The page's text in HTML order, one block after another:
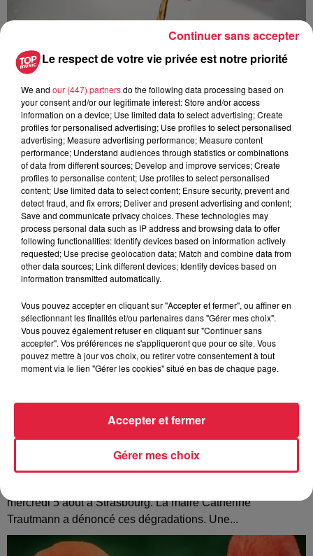
À Hoerdt, de l’eau brune sort des robinets
Depuis plusieurs jours, des habitants de Hoerdt ont vu de
l’eau brune s’écouler de leurs robinets. Face aux
nombreuses interrogations, la municipalité a pris...
Tags antisémites à Strasbourg : Catherine
Trautmann réagit
mercredi 5 août à Strasbourg. La maire Catherine
Trautmann a dénoncé ces dégradations. Une...
Le respect de votre vie privée est notre priorité
We and our (447) partnersdo the following data processing based on
your consent and/or our legitimate interest: Store and/or access
information on a device; Use limited data to select advertising; Create
profiles for personalised advertising; Use profiles to select personalised
advertising; Measure advertising performance; Measure content
performance; Understand audiences through statistics or combinations
of data from different sources; Develop and improve services; Create
profiles to personalise content; Use profiles to select personalised
content; Use limited data to select content; Ensure security, prevent and
detect fraud, and fix errors; Deliver and present advertising and content;
Save and communicate privacy choices. These technologies may
process personal data such as IP address and browsing data to offer
following functionalities: Identify devices based on information actively
requested; Use precise geolocation data; Match and combine data from
other data sources; Link different devices; Identify devices based on
information transmitted automatically.
Vous pouvez accepter en cliquant sur "Accepter et fermer", ou affiner en
sélectionnant les finalités et/ou partenaires dans "Gérer mes choix".
Vous pouvez également refuser en cliquant sur "Continuer sans
accepter". Vos préférences ne s'appliqueront que pour ce site. Vous
pouvez mettre à jour vos choix, ou retirer votre consentement à tout
moment via le lien "Gérer les cookies" situé en bas de chaque page.
Gérer mes choix
Accepter et fermer
Continuer sans accepter